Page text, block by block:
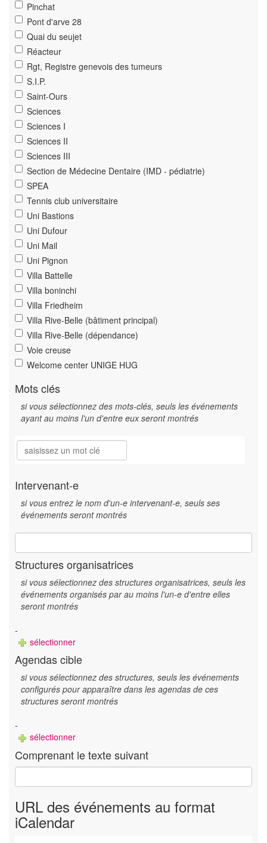
Pinchat
Pont d'arve 28
Quai du seujet
Réacteur
Rgt, Registre genevois des tumeurs
S.I.P.
Saint-Ours
Sciences
Sciences I
Sciences II
Sciences III
Section de Médecine Dentaire (IMD - pédiatrie)
SPEA
Tennis club universitaire
Uni Bastions
Uni Dufour
Uni Mail
Uni Pignon
Villa Battelle
Villa boninchi
Villa Friedheim
Villa Rive-Belle (bâtiment principal)
Villa Rive-Belle (dépendance)
Voie creuse
Welcome center UNIGE HUG
Mots clés
si vous sélectionnez des mots-clés, seuls les événements
ayant au moins l'un d'entre eux seront montrés
Intervenant-e
si vous entrez le nom d'un-e intervenant-e, seuls ses
événements seront montrés
Structures organisatrices
si vous sélectionnez des structures organisatrices, seuls les
événements organisés par au moins l'un-e d'entre elles
seront montrés
-
sélectionner
Agendas cible
si vous sélectionnez des structures, seuls les événements
configurés pour apparaître dans les agendas de ces
structures seront montrés
-
sélectionner
Comprenant le texte suivant
URL des événements au format
iCalendar